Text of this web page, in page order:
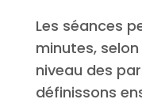
Les séances
minutes,
niveau des
définissons